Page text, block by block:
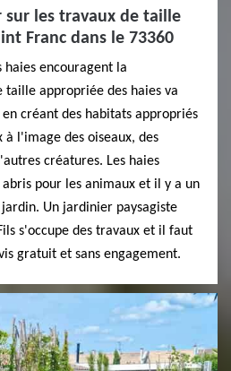
les travaux de taille
Franc dans le 73360
haies encouragent la
taille appropriée des haies va
créant des habitats appropriés
l'image des oiseaux, des
créatures. Les haies
pour les animaux et il y a un
Un jardinier paysagiste
s'occupe des travaux et il faut
gratuit et sans engagement.